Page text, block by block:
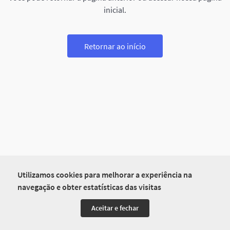
Utilizamos cookies para melhorar a experiência na
navegação e obter estatísticas das visitas
Aceitar e fechar
inicial.
Retornar ao início